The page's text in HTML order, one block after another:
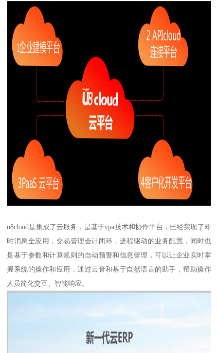
u8cloud是集成了云服务，是基于vpa技术和协作平台，已经实现了即
时消息全应用，交易管理会计闭环，进程驱动的业务配置，同时也
是基于参数和计算规则的自动预警和信息管理，可以让企业实时掌
握系统的操作和应用，通过云音和基于自然语言的助手，帮助操作
人员简化交互、智能响应。